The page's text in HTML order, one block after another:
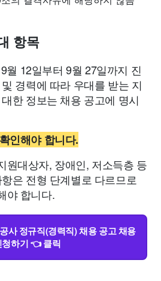
항목
월 12일부터 9월 27일까지 진
경력에 따라 우대를 받는 지
한 정보는 채용 공고에 명시
인해야 합니다.
원대상자, 장애인, 저소득층 등
은 전형 단계별로 다르므로
야 합니다.
사 정규직(경력직) 채용 공고 채용
청하기 👈 클릭